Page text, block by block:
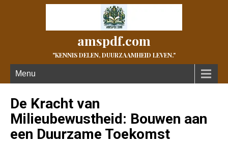
amspdf.com
"KENNIS DELEN, DUURZAAMHEID LEVEN."
Menu
De Kracht van
Milieubewustheid: Bouwen aan
een Duurzame Toekomst